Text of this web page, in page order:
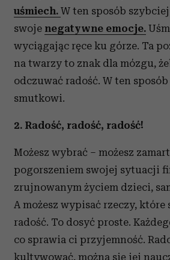
uśmiech. W ten sposób
swoje negatywne emocje.
wyciągając ręce ku górze. Ta
na twarzy to znak dla mózgu,
odczuwać radość. W ten
smutkowi.
2. Radość, radość, radość!
Możesz wybrać – możesz
pogorszeniem swojej sytuacji
zrujnowanym życiem dzieci,
A możesz wypisać rzeczy, które
radość. To dosyć proste.
co sprawia ci przyjemność.
kultywować, można się jej